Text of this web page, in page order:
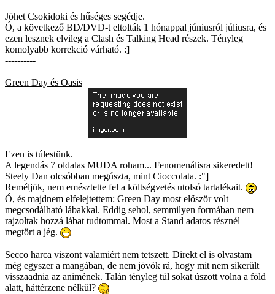
Jöhet Csokidoki és hűséges segédje.
Ó, a következő BD/DVD-t eltolták 1 hónappal júniusról júliusra, és
ezen lesznek elvileg a Clash és Talking Head részek. Tényleg
komolyabb korrekció várható. :]
----------
Green Day és Oasis
Ezen is túlestünk.
A legendás 7 oldalas MUDA roham... Fenomenálisra sikeredett!
Steely Dan olcsóbban megúszta, mint Cioccolata. :"]
Reméljük, nem emésztette fel a költségvetés utolsó tartalékait.
Ó, és majdnem elfelejtettem: Green Day most először volt
megcsodálható lábakkal. Eddig sehol, semmilyen formában nem
rajzoltak hozzá lábat tudtommal. Most a Stand adatos résznél
megtört a jég.
Secco harca viszont valamiért nem tetszett. Direkt el is olvastam
még egyszer a mangában, de nem jövök rá, hogy mit nem sikerült
visszaadnia az animének. Talán tényleg túl sokat úszott volna a föld
alatt, háttérzene nélkül?